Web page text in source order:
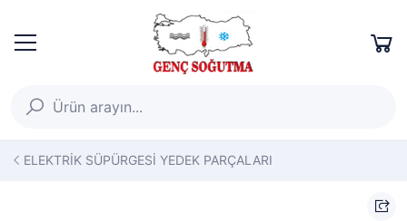
ELEKTRİK SÜPÜRGESİ YEDEK PARÇALARI